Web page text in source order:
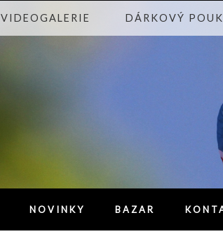
VIDEOGALERIE DÁRKOVÝ
NOVINKY BAZAR